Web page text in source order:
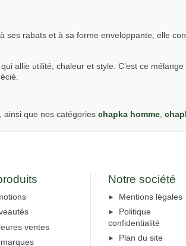
rabats et à sa forme enveloppante, elle
allie utilité, chaleur et style. C’est ce
, ainsi que nos catégories chapka homme
ventes
Notre société
Mentions légales
Politique
confidentialité
Plan du site